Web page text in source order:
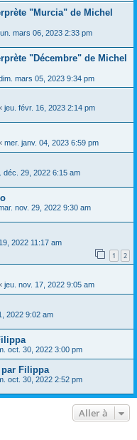
"Murcia" de Michel
mars 06, 2023 2:33 pm
"Décembre" de Michel
mars 05, 2023 9:34 pm
jeu. févr. 16, 2023 2:14 pm
mer. janv. 04, 2023 6:59 pm
déc. 29, 2022 6:15 am
nov. 29, 2022 9:30 am
2022 11:17 am
1 2
jeu. nov. 17, 2022 9:05 am
2022 9:02 am
oct. 30, 2022 3:00 pm
Filippa
oct. 30, 2022 2:52 pm
Aller à